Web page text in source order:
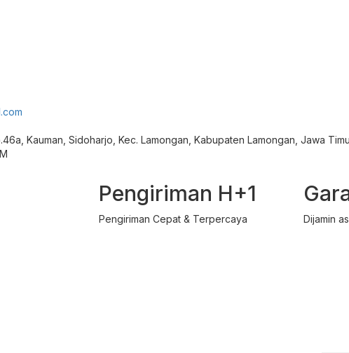
Kauman, Sidoharjo, Kec. Lamongan, Kabupaten Lamongan, Jawa
Pengiriman H+1
Pengiriman Cepat & Terpercaya Dijamin